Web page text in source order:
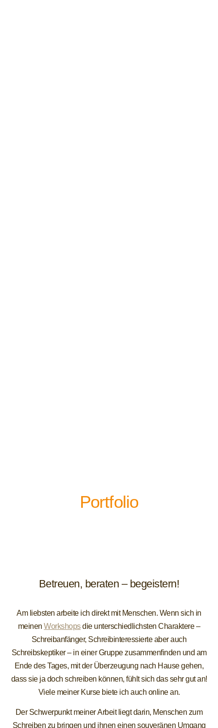
Portfolio
Betreuen, beraten – begeistern!
Am liebsten arbeite ich direkt mit Menschen. Wenn sich in
meinenWorkshopsdie unterschiedlichsten Charaktere –
Schreibanfänger, Schreibinteressierte aber auch
Schreibskeptiker – in einer Gruppe zusammenfinden und am
Ende des Tages, mit der Überzeugung nach Hause gehen,
dass sie ja doch schreiben können, fühlt sich das sehr gut an!
Viele meiner Kurse biete ich auch online an.
Der Schwerpunkt meiner Arbeit liegt darin, Menschen zum
Schreiben zu bringen und ihnen einen souveränen Umgang